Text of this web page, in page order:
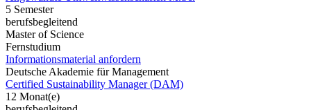
5 Semester
berufsbegleitend
Master of Science
Fernstudium
Informationsmaterial anfordern
Deutsche Akademie für Management
Certified Sustainability Manager (DAM)
12 Monat(e)